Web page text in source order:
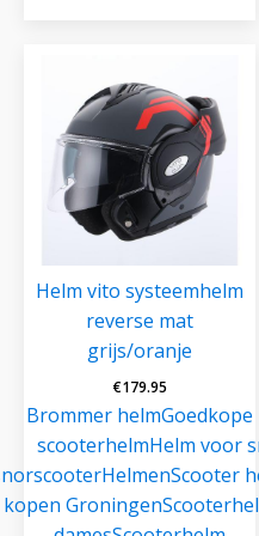
Helm vito systeemhelm
reverse mat
grijs/oranje
€179.95
Brommer helmGoedkope
scooterhelmHelm voor
HelmenScooter
kopen Groningen